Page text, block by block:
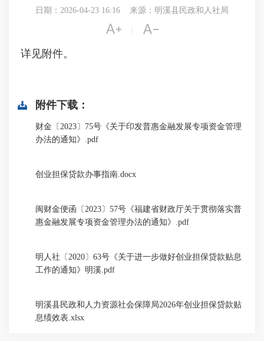
日期：2026-04-23 16:16 来源：明溪县民政和人社局
 
详见附件。
附件下载：
财金〔2023〕75号《关于印发普惠金融发展专项资金管理
办法的通知》.pdf
创业担保贷款办事指南.docx
闽财金便函〔2023〕57号《福建省财政厅关于贯彻落实普
惠金融发展专项资金管理办法的通知》.pdf
明人社〔2020〕63号《关于进一步做好创业担保贷款贴息
工作的通知》明溪.pdf
明溪县民政和人力资源社会保障局2026年创业担保贷款贴
息绩效表.xlsx